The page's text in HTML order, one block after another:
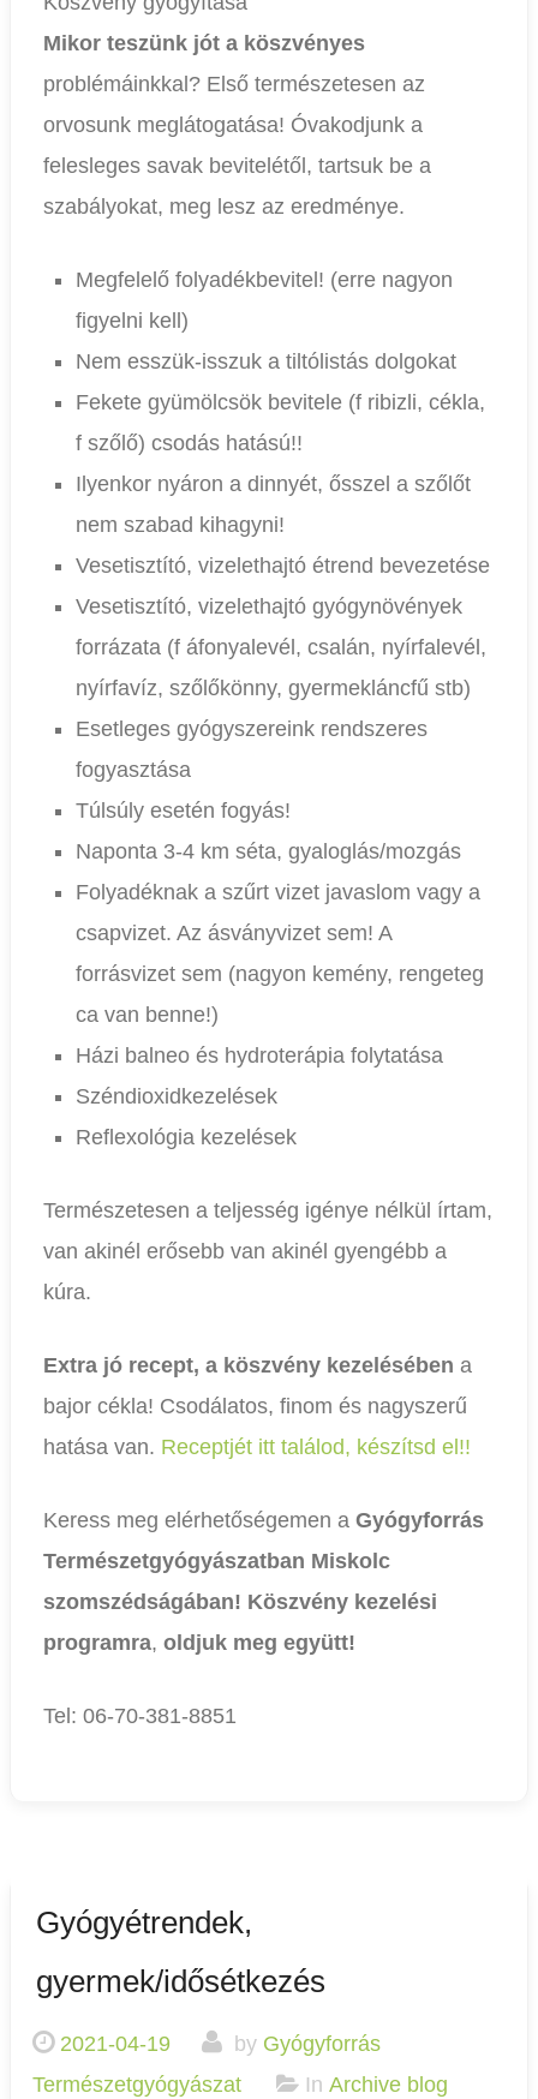
Mikor teszünk jót a köszvényes
problémáinkkal? Első természetesen az
orvosunk meglátogatása! Óvakodjunk a
felesleges savak bevitelétől, tartsuk be a
szabályokat, meg lesz az eredménye.
Megfelelő folyadékbevitel! (erre nagyon
figyelni kell)
Nem esszük-isszuk a tiltólistás dolgokat
Fekete gyümölcsök bevitele (f ribizli, cékla,
f szőlő) csodás hatású!!
Ilyenkor nyáron a dinnyét, ősszel a szőlőt
nem szabad kihagyni!
Vesetisztító, vizelethajtó étrend bevezetése
Vesetisztító, vizelethajtó gyógynövények
forrázata (f áfonyalevél, csalán, nyírfalevél,
nyírfavíz, szőlőkönny, gyermekláncfű stb)
Esetleges gyógyszereink rendszeres
fogyasztása
Túlsúly esetén fogyás!
Naponta 3-4 km séta, gyaloglás/mozgás
Folyadéknak a szűrt vizet javaslom vagy a
csapvizet. Az ásványvizet sem! A
forrásvizet sem (nagyon kemény, rengeteg
ca van benne!)
Házi balneo és hydroterápia folytatása
Széndioxidkezelések
Reflexológia kezelések
Természetesen a teljesség igénye nélkül írtam,
van akinél erősebb van akinél gyengébb a
kúra.
Extra jó recept, a köszvény kezelésében a
bajor cékla! Csodálatos, finom és nagyszerű
hatása van. Receptjét itt találod, készítsd el!!
Keress meg elérhetőségemen a Gyógyforrás
Természetgyógyászatban Miskolc
szomszédságában! Köszvény kezelési
programra, oldjuk meg együtt!
Tel: 06-70-381-8851
Gyógyétrendek,
gyermek/idősétkezés
2021-04-19 by Gyógyforrás
Természetgyógyászat
In Archive blog